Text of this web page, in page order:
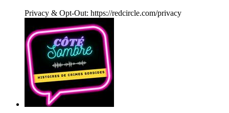
Privacy & Opt-Out: https://redcircle.com/privacy